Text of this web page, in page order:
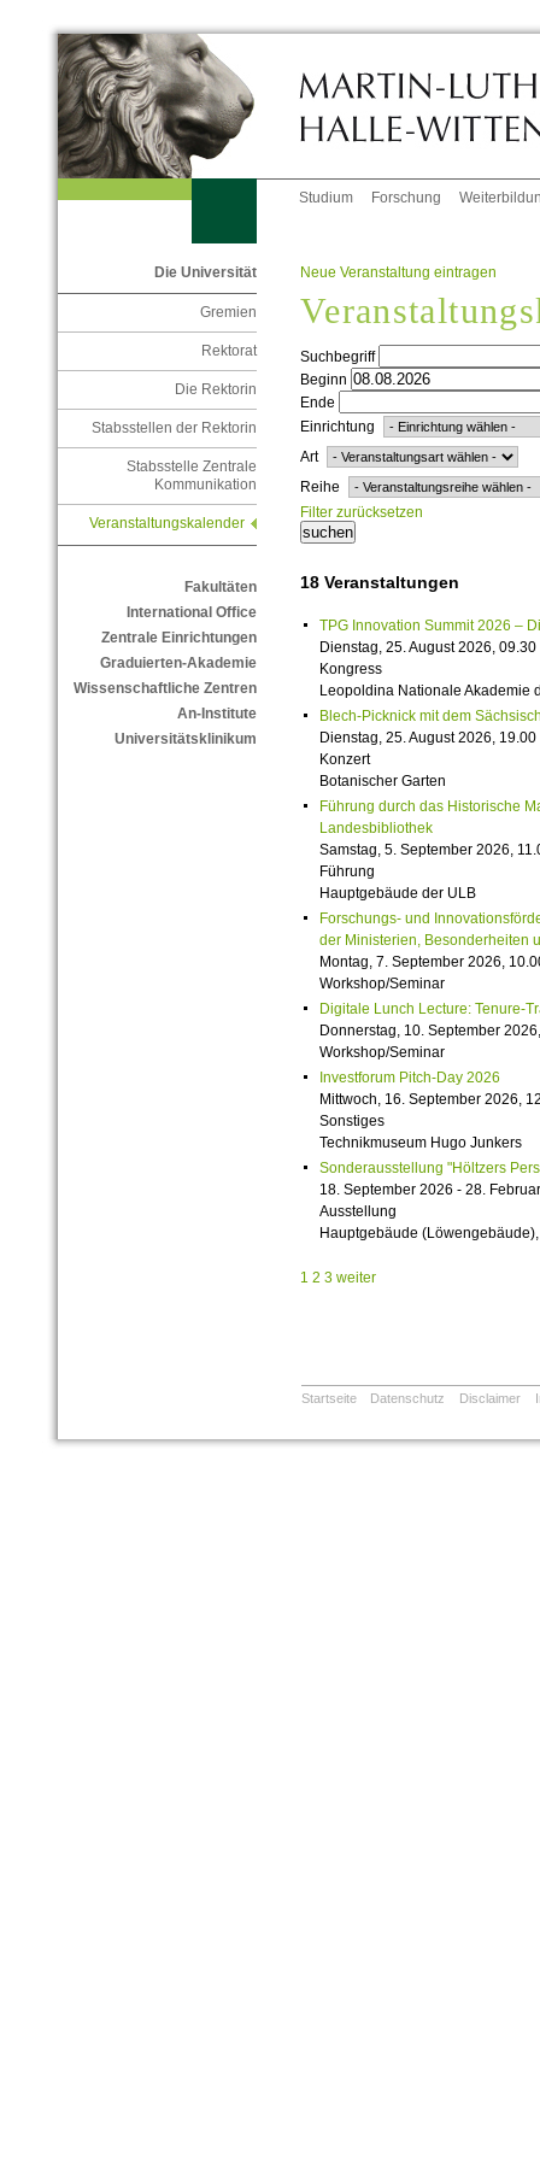
Studium Forschung
Die Universität
Gremien
Rektorat
Die Rektorin
Stabsstellen der Rektorin
Stabsstelle Zentrale
Kommunikation
Veranstaltungskalender
Fakultäten
International Office
Zentrale Einrichtungen
Graduierten-Akademie
Wissenschaftliche Zentren
An-Institute
Universitätsklinikum
Neue Veranstaltung eintragen
Suchbegriff
Beginn
Ende
Einrichtung
Art
Reihe
Filter zurücksetzen
18 Veranstaltungen
TPG Innovation Summit 2026 –
Dienstag, 25. August 2026,
Kongress
Leopoldina Nationale Akademie
Blech-Picknick mit dem
Dienstag, 25. August 2026,
Konzert
Botanischer Garten
Führung durch das Historische
Landesbibliothek
Samstag, 5. September 2026,
Führung
Hauptgebäude der ULB
Forschungs- und
der Ministerien, Besonderheiten
Montag, 7. September 2026,
Workshop/Seminar
Digitale Lunch Lecture: Tenure-
Donnerstag, 10. September
Workshop/Seminar
Investforum Pitch-Day 2026
Mittwoch, 16. September 2026,
Sonstiges
Technikmuseum Hugo Junkers
Sonderausstellung "Höltzers
18. September 2026 - 28.
Ausstellung
Hauptgebäude
1 2 3 weiter
Startseite Datenschutz Disclaimer